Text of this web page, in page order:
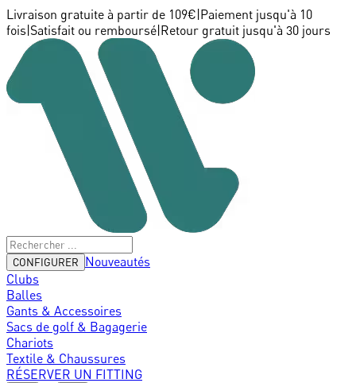
Livraison gratuite à partir de 109€ Paiement jusqu'à 10
fois Satisfait ou remboursé Retour gratuit jusqu'à 30 jours
CONFIGURER
Nouveautés
Clubs
Balles
Gants & Accessoires
Sacs de golf & Bagagerie
Chariots
Textile & Chaussures
RÉSERVER UN FITTING